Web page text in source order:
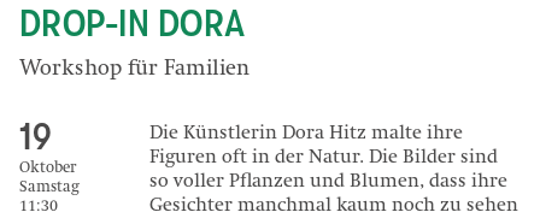
DROP-IN DORA
Workshop für Familien
Die Künstlerin Dora Hitz malte ihre
Figuren oft in der Natur. Die Bilder sind
so voller Pflanzen und Blumen, dass ihre
Gesichter manchmal kaum noch zu sehen
19
Oktober
Samstag
11:30